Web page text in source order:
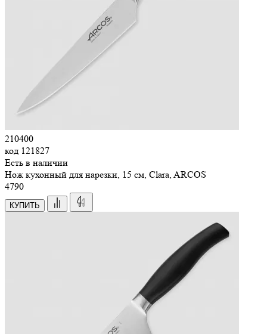
210400
код 121827
Есть в наличии
Нож кухонный для нарезки, 15 см, Clara, ARCOS
4790
КУПИТЬ